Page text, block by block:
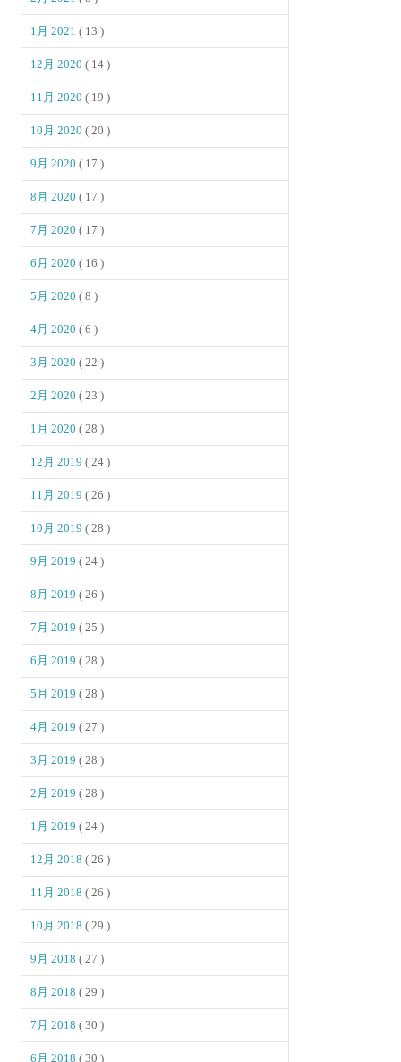
1月 2021( 13 )
12月 2020( 14 )
11月 2020( 19 )
10月 2020( 20 )
9月 2020( 17 )
8月 2020( 17 )
7月 2020( 17 )
6月 2020( 16 )
5月 2020( 8 )
4月 2020( 6 )
3月 2020( 22 )
2月 2020( 23 )
1月 2020( 28 )
12月 2019( 24 )
11月 2019( 26 )
10月 2019( 28 )
9月 2019( 24 )
8月 2019( 26 )
7月 2019( 25 )
6月 2019( 28 )
5月 2019( 28 )
4月 2019( 27 )
3月 2019( 28 )
2月 2019( 28 )
1月 2019( 24 )
12月 2018( 26 )
11月 2018( 26 )
10月 2018( 29 )
9月 2018( 27 )
8月 2018( 29 )
7月 2018( 30 )
6月 2018( 30 )